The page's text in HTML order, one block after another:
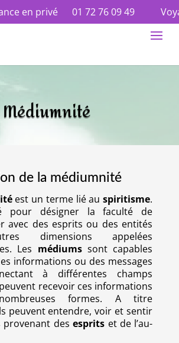
en privé 01 72 76 09 49
Médiumnité
de la médiumnité
est un terme lié au spiritisme.
pour désigner la faculté de
avec des esprits ou des entités
dimensions appelées
Les médiumssont capables
informations ou des messages
à différentes champs
peuvent recevoir ces informations
formes. A titre
peuvent entendre, voir et sentir
provenant des esprits et de l’au-